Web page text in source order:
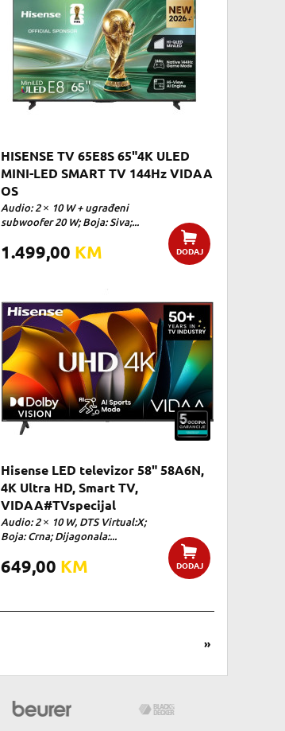
HISENSE TV 65E8S 65"4K ULED
MINI-LED SMART TV 144Hz VIDAA
OS
Audio: 2 × 10 W + ugrađeni
subwoofer 20 W; Boja: Siva;...
1.499,00 KM DODAJ
Hisense LED televizor 58" 58A6N,
4K Ultra HD, Smart TV,
VIDAA#TVspecijal
Audio: 2 × 10 W, DTS Virtual:X;
Boja: Crna; Dijagonala:...
649,00 KM DODAJ
»